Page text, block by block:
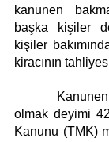
kanunen
başka kişiler
kişiler
kiracının
olmak deyimi
Kanunu (TMK)